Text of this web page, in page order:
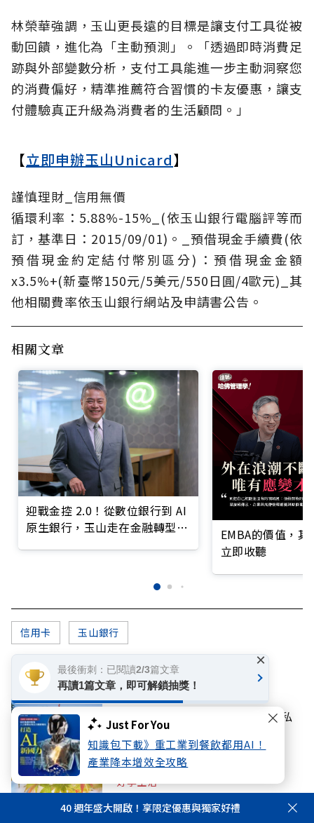
Just For You
知識包下載》重工業到餐飲都用AI！
產業降本增效全攻略
林榮華強調，玉山更長遠的目標是讓支付工具從被
動回饋，進化為「主動預測」。「透過即時消費足
跡與外部變數分析，支付工具能進一步主動洞察您
的消費偏好，精準推薦符合習慣的卡友優惠，讓支
付體驗真正升級為消費者的生活顧問。」
【立即申辦玉山Unicard】
謹慎理財_信用無價
循環利率：5.88%-15%_(依玉山銀行電腦評等而
訂，基準日：2015/09/01)。_預借現金手續費(依
預借現金約定結付幣別區分)：預借現金金額
x3.5%+(新臺幣150元/5美元/550日圓/4歐元)_其
他相關費率依玉山銀行網站及申請書公告。
相關文章
迎戰金控 2.0！從數位銀行到 AI
原生銀行，玉山走在金融轉型最
EMBA的價值，
立即收聽
信用卡 玉山銀行
你可能感興趣
教育
最新U.S. News排行榜公布，這所私
校在電腦科學異軍突起
好享生活
立秋後就會變涼？注意這「4個壞習
慣」降低免疫力，小心夏季流感上身
40 週年盛大開啟！享限定優惠與獨家好禮
最後衝刺：已閱讀2/3篇文章
再讀1篇文章，即可解鎖抽獎！
×